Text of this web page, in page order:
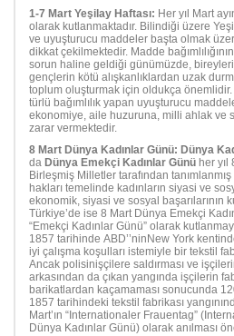
1-7 Mart Yeşilay Haftası: Her yıl Mart
olarak kutlanmaktadır. Bilindiği üzere
ve uyuşturucu maddeler başta olmak
dikkat çekilmektedir. Madde
sorun haline geldiği günümüzde,
gençlerin kötü alışkanlıklardan uzak
toplum oluşturmak için oldukça
türlü bağımlılık yapan uyuşturucu
ekonomiye, aile huzuruna, milli ahlak ve
zarar vermektedir.
8 Mart Dünya Kadınlar Günü: Dünya
da Dünya Emekçi Kadınlar Günü her yıl
Birleşmiş Milletler tarafından
hakları temelinde kadınların siyasi ve
ekonomik, siyasi ve sosyal başarılarının
Türkiye’de ise 8 Mart Dünya Emekçi
“Emekçi Kadınlar Günü” olarak
1857 tarihinde ABD’’ninNew York
iyi çalışma koşulları istemiyle bir tekstil
Ancak polisinişçilere saldırması ve
arkasından da çıkan yangında işçilerin
barikatlardan kaçamaması sonucunda
1857 tarihindeki tekstil fabrikası
Mart’ın “Internationaler Frauentag”
Dünya Kadınlar Günü) olarak anılması